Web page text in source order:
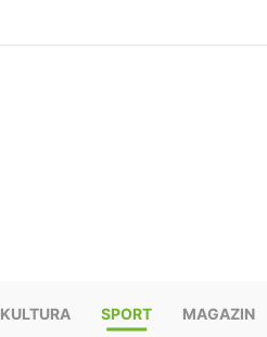
KULTURA SPORT MAGAZIN